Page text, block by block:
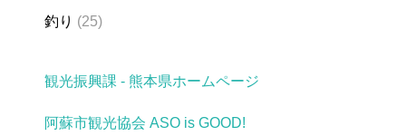
釣り (25)
観光振興課 - 熊本県ホームページ
阿蘇市観光協会 ASO is GOOD!